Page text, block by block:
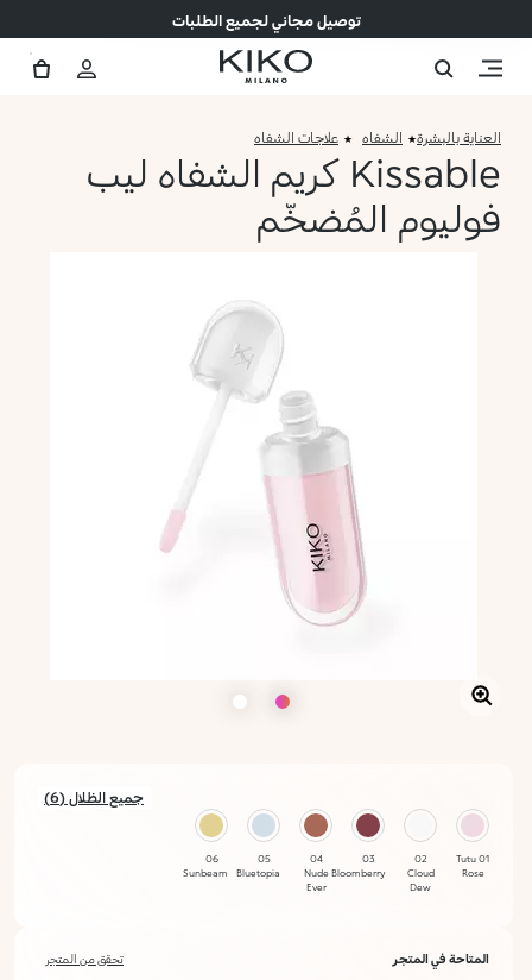
توصيل مجاني لجميع الطلبات
العناية بالبشرة الشفاه علاجات الشفاه
Kissable كريم الشفاه ليب
فوليوم المُضخّم
جميع الظلال (6)
01 Tutu
Rose
02
Cloud
Dew
03
Bloomberry
04
Nude
Ever
05
Bluetopia
06
Sunbeam
المتاحة في المتجر تحقق من المتجر